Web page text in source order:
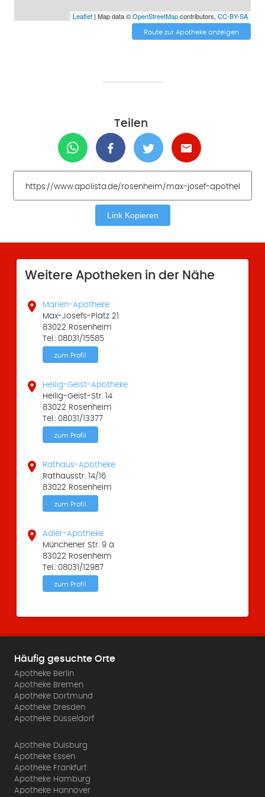
Leaflet| Map data ©OpenStreetMapcontributors, CC-BY-SA
Route zur Apotheke anzeigen
Teilen
Link Kopieren
Weitere Apotheken in der Nähe

Marien-Apotheke
Max-Josefs-Platz 21
83022 Rosenheim
Tel.: 08031/15585
zum Profil

Heilig-Geist-Apotheke
Heilig-Geist-Str. 14
83022 Rosenheim
Tel.: 08031/13377
zum Profil

Rathaus-Apotheke
Rathausstr. 14/16
83022 Rosenheim
zum Profil

Adler-Apotheke
Münchener Str. 9 a
83022 Rosenheim
Tel.: 08031/12987
zum Profil
Häufig gesuchte Orte
Apotheke Berlin
Apotheke Bremen
Apotheke Dortmund
Apotheke Dresden
Apotheke Düsseldorf
Apotheke Duisburg
Apotheke Essen
Apotheke Frankfurt
Apotheke Hamburg
Apotheke Hannover